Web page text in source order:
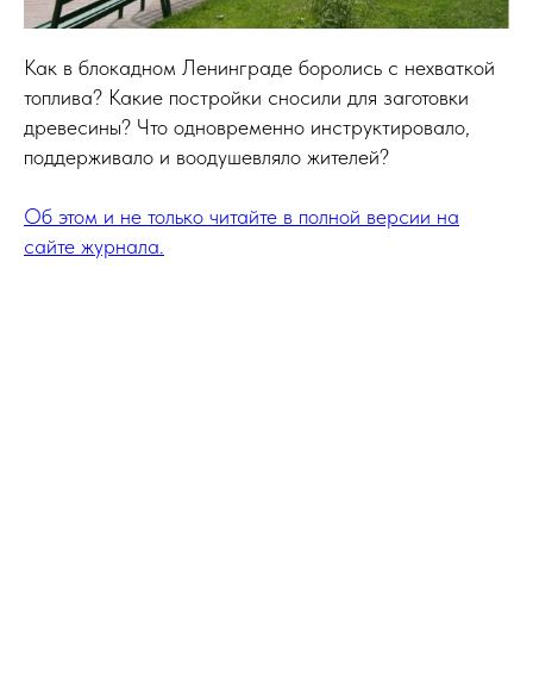
Как в блокадном Ленинграде боролись с нехваткой
топлива? Какие постройки сносили для заготовки
древесины? Что одновременно инструктировало,
поддерживало и воодушевляло жителей?
Об этом и не только читайте в полной версии на
сайте журнала.